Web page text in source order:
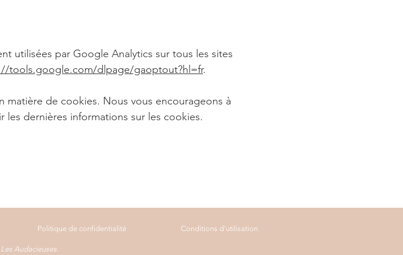
utilisées par Google Analytics sur tous les sites
tools.google.com/dlpage/gaoptout?hl=fr.
de cookies. Nous vous encourageons à
dernières informations sur les cookies.
Politique de confidentialité Conditions d'utilisation
Audacieuses.